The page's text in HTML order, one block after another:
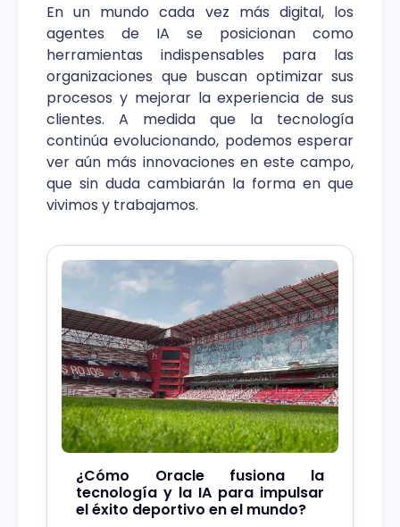
En un mundo cada vez más digital, los
agentes de IA se posicionan como
herramientas indispensables para las
organizaciones que buscan optimizar sus
procesos y mejorar la experiencia de sus
clientes. A medida que la tecnología
continúa evolucionando, podemos esperar
ver aún más innovaciones en este campo,
que sin duda cambiarán la forma en que
vivimos y trabajamos.
¿Cómo Oracle fusiona la
tecnología y la IA para impulsar
el éxito deportivo en el mundo?